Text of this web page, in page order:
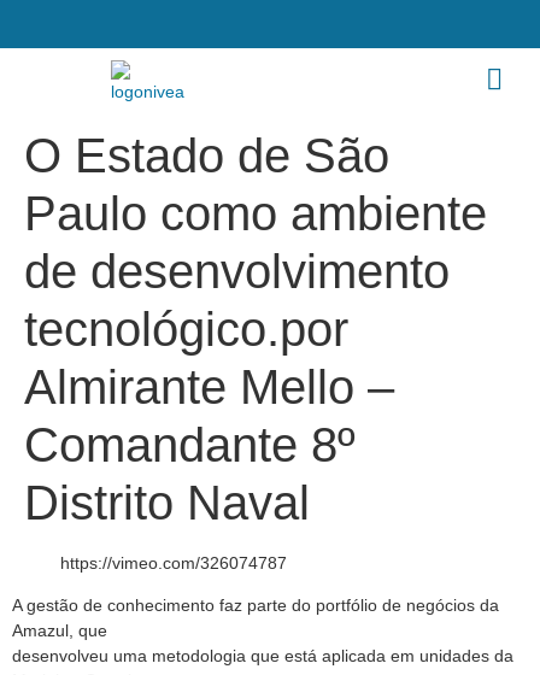
O Estado de São
Paulo como ambiente
de desenvolvimento
tecnológico.por
Almirante Mello –
Comandante 8º
Distrito Naval
https://vimeo.com/326074787
A gestão de conhecimento faz parte do portfólio de negócios da
Amazul, que
desenvolveu uma metodologia que está aplicada em unidades da